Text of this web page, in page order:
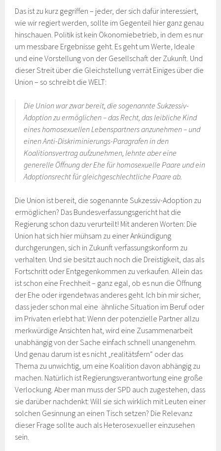
Das ist zu kurz gegriffen – jeder, der sich dafür interessiert,
wie wir regiert werden, sollte im Gegenteil hier ganz genau
hinschauen. Politik ist kein Ökonomiebetrieb, in dem es nur
um messbare Ergebnisse geht. Es geht um Werte, Ideale
und eine Vorstellung von der Gesellschaft der Zukunft. Und
dieser Streit über die Gleichstellung verrät Einiges über die
Union – so schreibt die WELT:
Die Union war zwar bereit, die sogenannte Sukzessiv-
Adoption zu ermöglichen – das Recht, das leibliche Kind
eines homosexuellen Lebenspartners anzunehmen – und
einen Anti-Diskriminierungs-Paragrafen in den
Koalitionsvertrag aufzunehmen, lehnte aber eine
generelle Öffnung der Ehe für homosexuelle Paare und ein
Adoptionsrecht für gleichgeschlechtliche Paare ab.
Die Union ist bereit, die sogenannte Sukzessiv-Adoption zu
ermöglichen? Das Bundesverfassungsgericht hat die
Regierung schon dazu verurteilt! Mit anderen Worten: Die
Union hat sich hier mühsam zu einer Ankündigung
durchgerungen, sich in Zukunft verfassungskonform zu
verhalten. Und sie besitzt auch noch die Dreistigkeit, das als
Fortschritt oder Entgegenkommen zu verkaufen. Allein das
ist schon eine Frechheit – ganz egal, ob es nun die Öffnung
der Ehe oder irgendetwas anderes geht. Ich bin mir sicher,
dass jeder schon mal eine ähnliche Situation im Beruf oder
im Privaten erlebt hat: Wenn der potenzielle Partner allzu
merkwürdige Ansichten hat, wird eine Zusammenarbeit
unabhängig von der Sache einfach schnell unangenehm.
Und genau darum ist es nicht „realitätsfern“ oder das
Thema zu unwichtig, um eine Koalition davon abhängig zu
machen. Natürlich ist Regierungsverantwortung eine große
Verlockung. Aber man muss der SPD auch zugestehen, dass
sie darüber nachdenkt: Will sie sich wirklich mit Leuten einer
solchen Gesinnung an einen Tisch setzen? Die Relevanz
dieser Frage sollte auch als Heterosexueller einzusehen
sein.